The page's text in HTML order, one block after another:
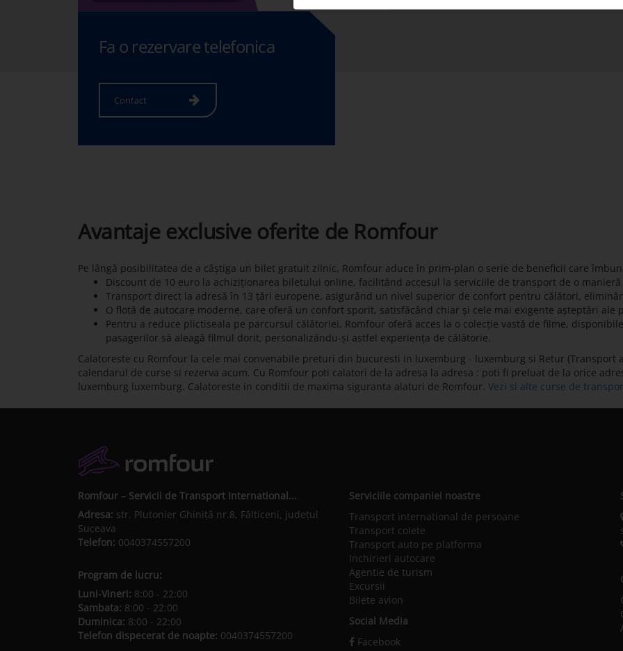
Fa o rezervare telefonica
Contact
Avantaje exclusive oferite de Romfour
Pe lângă posibilitatea de a câștiga un bilet gratuit zilnic, Romfour aduce în prim-plan o serie de beneficii care
Discount de 10 euro la achiziționarea biletului online, facilitând accesul la serviciile de transport de o
Transport direct la adresă în 13 țări europene, asigurând un nivel superior de confort pentru călători,
O flotă de autocare moderne, care oferă un confort sporit, satisfăcând chiar și cele mai exigente așteptări ale
Pentru a reduce plictiseala pe parcursul călătoriei, Romfour oferă acces la o colecție vastă de filme,
pasagerilor să aleagă filmul dorit, personalizându-și astfel experiența de călătorie.
Calatoreste cu Romfour la cele mai convenabile preturi din bucuresti in luxemburg - luxemburg si Retur
calendarul de curse si rezerva acum. Cu Romfour poti calatori de la adresa la adresa : poti fi preluat de la orice
luxemburg luxemburg. Calatoreste in conditii de maxima siguranta alaturi de Romfour. Vezi si alte curse de
Romfour – Servicii de Transport International...
Adresa: str. Plutonier Ghiniţă nr.8, Fălticeni, judeţul
Suceava
Telefon: 0040374557200
Program de lucru:
Luni-Vineri: 8:00 - 22:00
Sambata: 8:00 - 22:00
Duminica: 8:00 - 22:00
Telefon dispecerat de noapte: 0040374557200
Serviciile companiei noastre
Transport international de persoane
Transport colete
Transport auto pe platforma
Inchirieri autocare
Agentie de turism
Excursii
Bilete avion
Social Media
Facebook